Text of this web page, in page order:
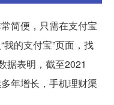
简便，只需在支付宝
的支付宝”页面，找
据表明，截至2021
年增长，手机理财渠